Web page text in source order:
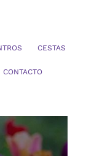
CESTAS
CONTACTO